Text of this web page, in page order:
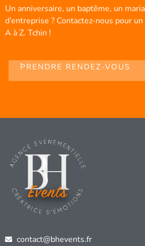
Un anniversaire, un baptême, un
d’entreprise ? Contactez-nous pour
A à Z. Tchin !
PRENDRE RENDEZ-VOUS
contact@bhevents.fr